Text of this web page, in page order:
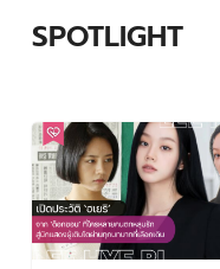
SPOTLIGHT